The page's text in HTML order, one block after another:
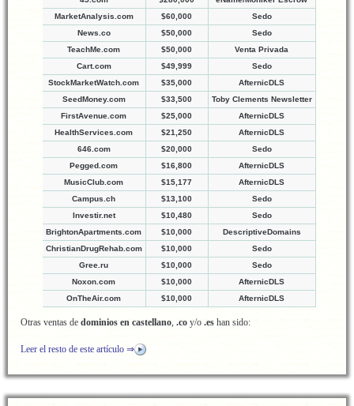
MarketAnalysis.com
$60,000
Sedo
News.co
$50,000
Sedo
TeachMe.com
$50,000
Venta Privada
Cart.com
$49,999
Sedo
StockMarketWatch.com
$35,000
AfternicDLS
SeedMoney.com
$33,500
Toby Clements Newsletter
FirstAvenue.com
$25,000
AfternicDLS
HealthServices.com
$21,250
AfternicDLS
646.com
$20,000
Sedo
Pegged.com
$16,800
AfternicDLS
MusicClub.com
$15,177
AfternicDLS
Campus.ch
$13,100
Sedo
Investir.net
$10,480
Sedo
BrightonApartments.com
$10,000
DescriptiveDomains
ChristianDrugRehab.com
$10,000
Sedo
Gree.ru
$10,000
Sedo
Noxon.com
$10,000
AfternicDLS
OnTheAir.com
$10,000 AfternicDLS
Otras ventas de dominios en castellano, .co y/o .es han sido:
Leer el resto de este artículo ⇒